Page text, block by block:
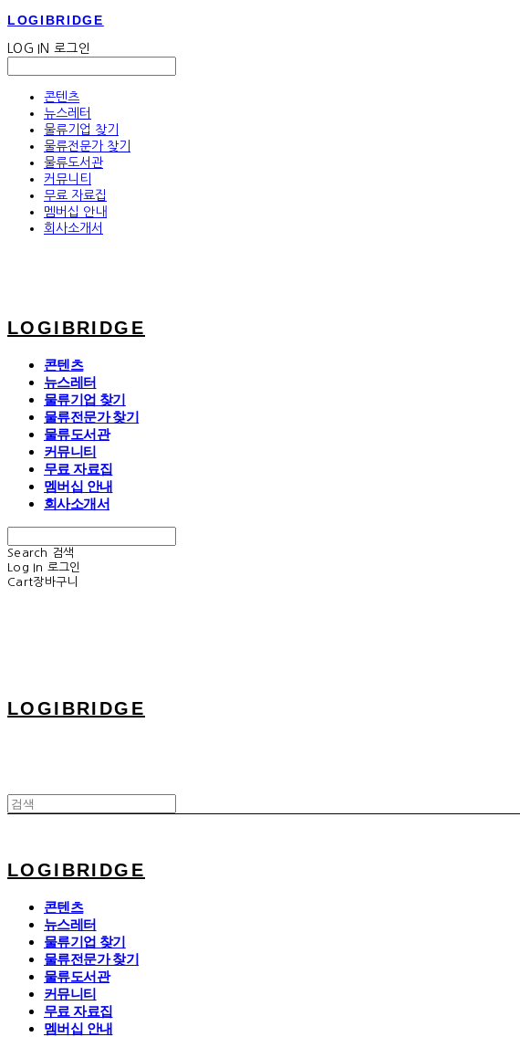
LOGIBRIDGE
LOG IN 로그인
콘텐츠
뉴스레터
물류기업 찾기
물류전문가 찾기
물류도서관
커뮤니티
무료 자료집
멤버십 안내
회사소개서
LOGIBRIDGE
콘텐츠
뉴스레터
물류기업 찾기
물류전문가 찾기
물류도서관
커뮤니티
무료 자료집
멤버십 안내
회사소개서
Search
검색
Log In 로그인
Cart장바구니
LOGIBRIDGE
LOGIBRIDGE
콘텐츠
뉴스레터
물류기업 찾기
물류전문가 찾기
물류도서관
커뮤니티
무료 자료집
멤버십 안내